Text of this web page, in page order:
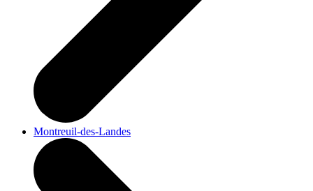
Montreuil-des-Landes